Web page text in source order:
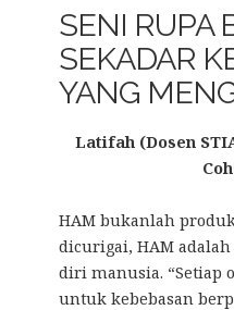
SENI RUPA
SEKADAR
YANG
Latifah (Dosen
HAM bukanlah
dicurigai, HAM
diri manusia. “Setiap
untuk kebebasan